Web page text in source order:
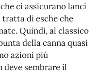
ci assicurano lanci
tratta di esche che
Quindi, al classico
della canna quasi
azioni più
deve sembrare il